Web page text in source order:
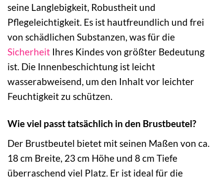
seine Langlebigkeit, Robustheit und
Pflegeleichtigkeit. Es ist hautfreundlich und frei
von schädlichen Substanzen, was für die
Sicherheit Ihres Kindes von größter Bedeutung
ist. Die Innenbeschichtung ist leicht
wasserabweisend, um den Inhalt vor leichter
Feuchtigkeit zu schützen.
Wie viel passt tatsächlich in den Brustbeutel?
Der Brustbeutel bietet mit seinen Maßen von ca.
18 cm Breite, 23 cm Höhe und 8 cm Tiefe
überraschend viel Platz. Er ist ideal für die